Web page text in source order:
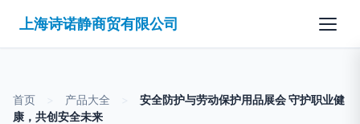
上海诗诺静商贸有限公司
首页 产品大全
安全防护与劳动保护用品展会 守护职业健
康，共创安全未来